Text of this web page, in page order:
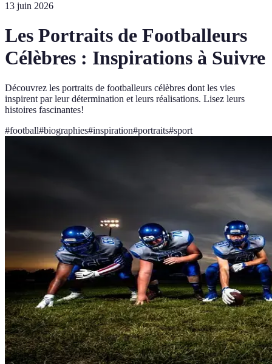
13 juin 2026
Les Portraits de Footballeurs
Célèbres : Inspirations à Suivre
Découvrez les portraits de footballeurs célèbres dont les vies
inspirent par leur détermination et leurs réalisations. Lisez leurs
histoires fascinantes!
#football#biographies#inspiration#portraits#sport